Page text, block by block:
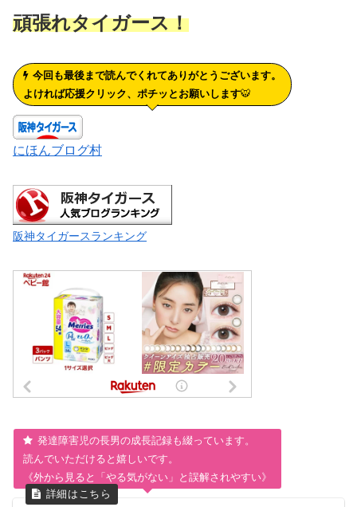
頑張れタイガース！
今回も最後まで読んでくれてありがとうございます。
よければ応援クリック、ポチッとお願いします🐯
にほんブログ村
阪神タイガースランキング
発達障害児の長男の成長記録も綴っています。
読んでいただけると嬉しいです。
《外から見ると「やる気がない」と誤解されやすい》